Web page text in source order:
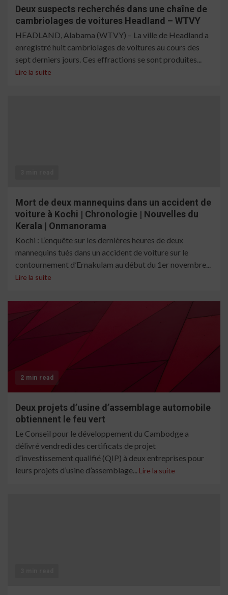
Deux suspects recherchés dans une chaîne de
cambriolages de voitures Headland – WTVY
HEADLAND, Alabama (WTVY) – La ville de Headland a
enregistré huit cambriolages de voitures au cours des
sept derniers jours. Ces effractions se sont produites...
Lire la suite
Mort de deux mannequins dans un accident de
voiture à Kochi | Chronologie | Nouvelles du
Kerala | Onmanorama
Kochi : L’enquête sur les dernières heures de deux
mannequins tués dans un accident de voiture sur le
contournement d’Ernakulam au début du 1er novembre...
Lire la suite
2 min read
Deux projets d’usine d’assemblage automobile
obtiennent le feu vert
Le Conseil pour le développement du Cambodge a
délivré vendredi des certificats de projet
d’investissement qualifié (QIP) à deux entreprises pour
leurs projets d’usine d’assemblage... Lire la suite